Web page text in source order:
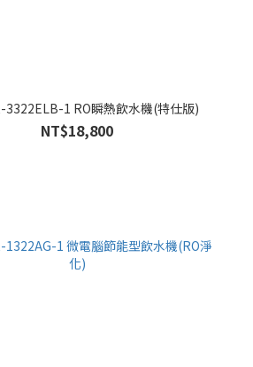
3322ELB-1 RO瞬熱飲水機(特仕版)
NT$18,800